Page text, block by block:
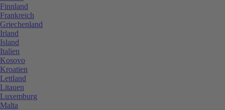
Finnland
Frankreich
Griechenland
Irland
Island
Italien
Kosovo
Kroatien
Lettland
Litauen
Luxemburg
Malta